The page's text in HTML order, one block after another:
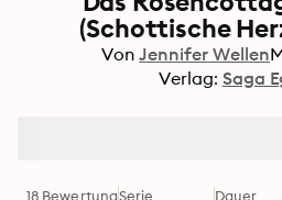
(Schottische
Von Jennifer Wellen
Verlag: Saga
18 BewertungSerie Dauer